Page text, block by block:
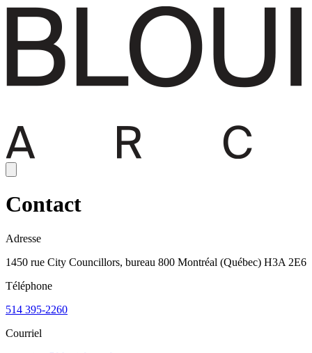
Contact
Adresse
1450 rue City Councillors, bureau 800 Montréal (Québec) H3A 2E6
Téléphone
514 395-2260
Courriel